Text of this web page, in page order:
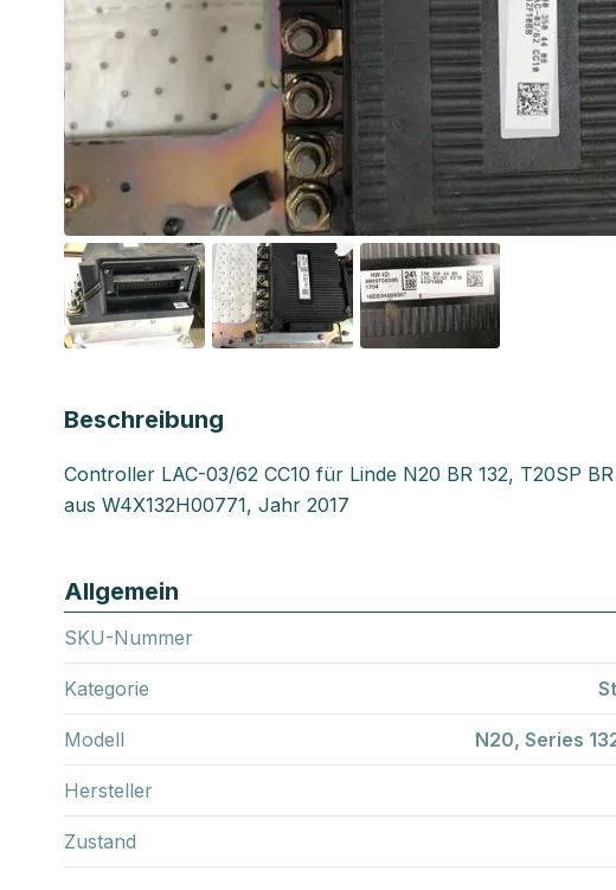
Beschreibung
Controller LAC-03/62 CC10 für Linde N20 BR 132, T20SP
aus W4X132H00771, Jahr 2017
Allgemein
SKU-Nummer
Kategorie
Modell N20, Series
Hersteller
Zustand